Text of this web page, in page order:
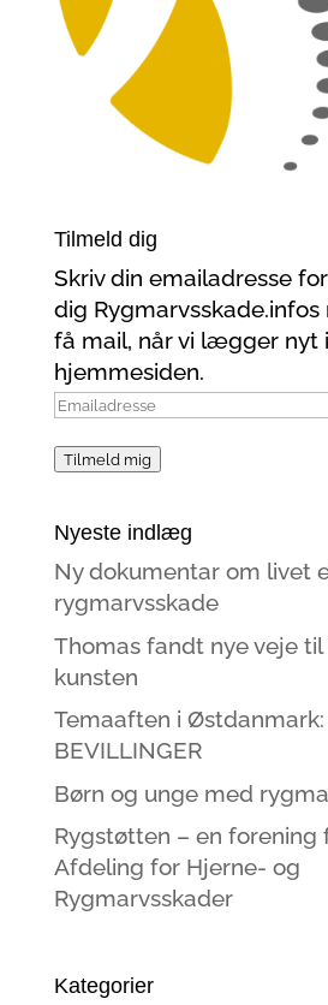
Tilmeld dig
Skriv din emailadresse
dig Rygmarvsskade.infos
få mail, når vi lægger nyt
hjemmesiden.
Emailadresse
Tilmeld mig
Nyeste indlæg
Ny dokumentar om livet
rygmarvsskade
Thomas fandt nye veje til
kunsten
Temaaften i Østdanmark:
BEVILLINGER
Børn og unge med
Rygstøtten – en forening
Afdeling for Hjerne- og
Rygmarvsskader
Kategorier